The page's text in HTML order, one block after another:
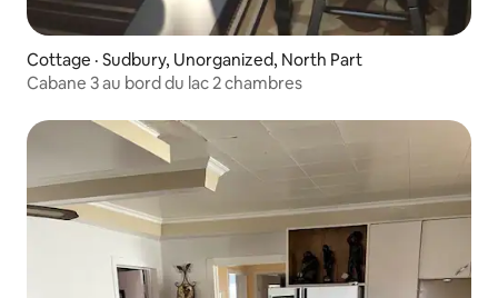
Cottage · Sudbury, Unorganized, North Part
Cabane 3 au bord du lac 2 chambres